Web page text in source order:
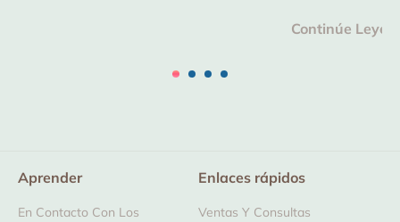
reducir los
Continúe
Aprender
En Contacto Con Los
Enlaces rápidos
Ventas Y Consultas